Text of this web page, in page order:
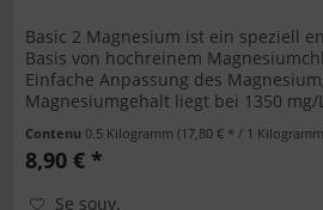
Basic 2 Magnesium ist ein speziell
Basis von hochreinem
Einfache Anpassung des
Magnesiumgehalt liegt bei 1350 mg/
Contenu 0.5 Kilogramm(17,80 € * / 1
8,90 € *
Se souv.